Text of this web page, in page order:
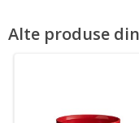
Alte produse